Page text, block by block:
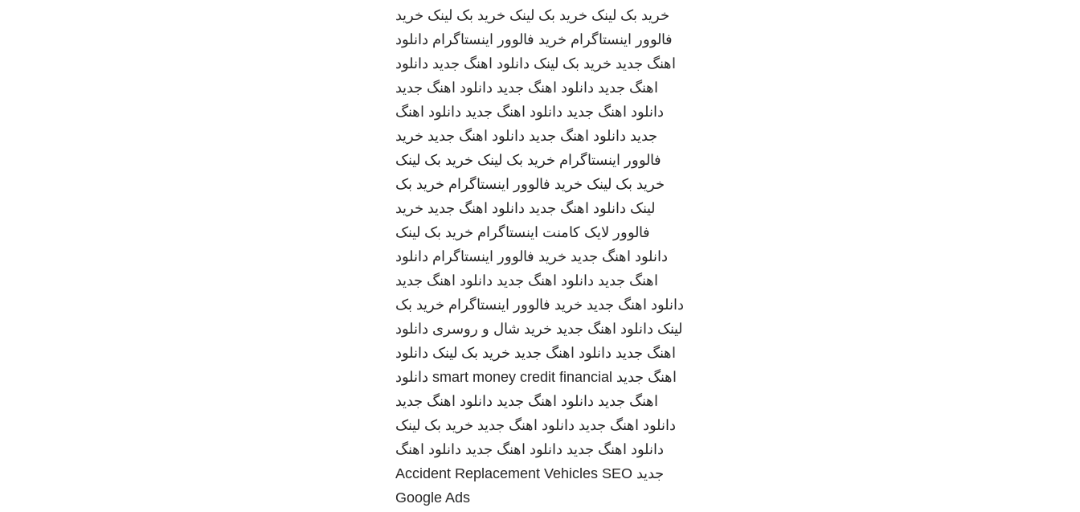
خرید بک لینک خرید بک لینک خرید بک لینک خرید
فالوور اینستاگرام خرید فالوور اینستاگرام دانلود
اهنگ جدید خرید بک لینک دانلود اهنگ جدید دانلود
اهنگ جدید دانلود اهنگ جدید دانلود اهنگ جدید
دانلود اهنگ جدید دانلود اهنگ جدید دانلود اهنگ
جدید دانلود اهنگ جدید دانلود اهنگ جدید خرید
فالوور اینستاگرام خرید بک لینک خرید بک لینک
خرید بک لینک خرید فالوور اینستاگرام خرید بک
لینک دانلود اهنگ جدید دانلود اهنگ جدید خرید
فالوور لایک کامنت اینستاگرام خرید بک لینک
دانلود اهنگ جدید خرید فالوور اینستاگرام دانلود
اهنگ جدید دانلود اهنگ جدید دانلود اهنگ جدید
دانلود اهنگ جدید خرید فالوور اینستاگرام خرید بک
لینک دانلود اهنگ جدید خرید شال و روسری دانلود
اهنگ جدید دانلود اهنگ جدید خرید بک لینک دانلود
اهنگ جدید smart money credit financial دانلود
اهنگ جدید دانلود اهنگ جدید دانلود اهنگ جدید
دانلود اهنگ جدید دانلود اهنگ جدید خرید بک لینک
دانلود اهنگ جدید دانلود اهنگ جدید دانلود اهنگ
جدید
Accident Replacement Vehicles SEO
Google Ads